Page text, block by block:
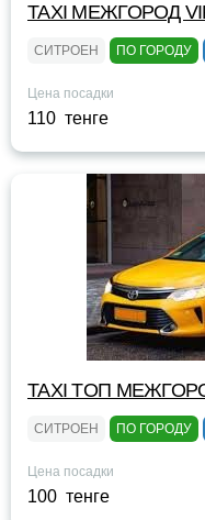
TAXI МЕЖГОРОД
СИТРОЕН ПО ГОРОДУ
Цена посадки
110 тенге
TAXI TOП
СИТРОЕН ПО ГОРОДУ
Цена посадки
100 тенге